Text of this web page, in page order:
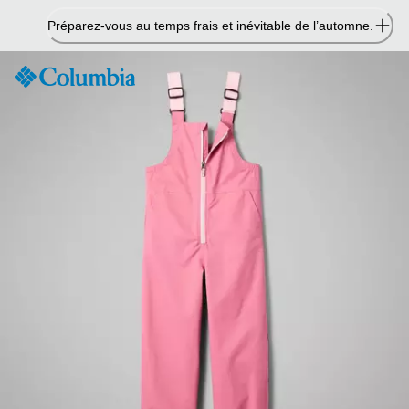
contenu
Préparez-vous au temps frais et inévitable de l’automne.